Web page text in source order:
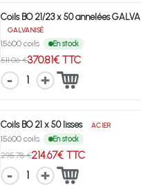
Coils BO 21/23 x 50 annelées GALVA
GALVANISÉ
15600 coils En stock
511.06 €370.81€ TTC
1
Coils BO 21 x 50 lisses ACIER
15600 coils En stock
295.78 €214.67€ TTC
1